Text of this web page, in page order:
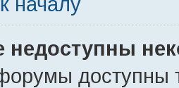
недоступны
доступны